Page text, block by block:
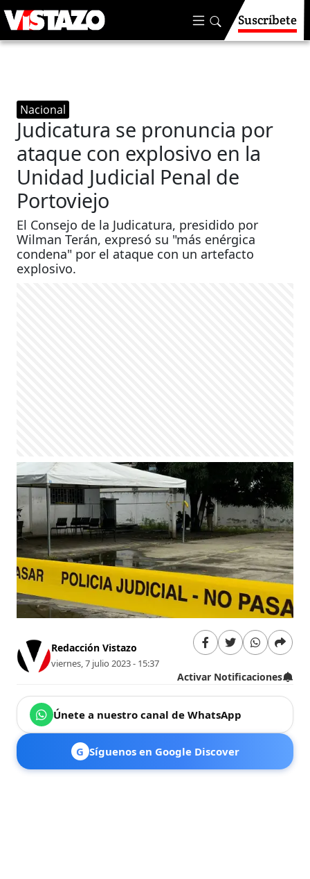
Suscríbete
Nacional
Judicatura se pronuncia por
ataque con explosivo en la
Unidad Judicial Penal de
Portoviejo
El Consejo de la Judicatura, presidido por
Wilman Terán, expresó su "más enérgica
condena" por el ataque con un artefacto
explosivo.
Redacción Vistazo
viernes, 7 julio 2023 - 15:37
Activar Notificaciones
Únete a nuestro canal de WhatsApp
G Síguenos en Google Discover